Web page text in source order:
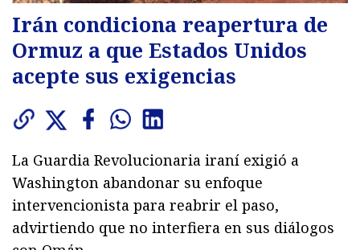
Irán condiciona reapertura de
Ormuz a que Estados Unidos
acepte sus exigencias
La Guardia Revolucionaria iraní exigió a
Washington abandonar su enfoque
intervencionista para reabrir el paso,
advirtiendo que no interfiera en sus diálogos